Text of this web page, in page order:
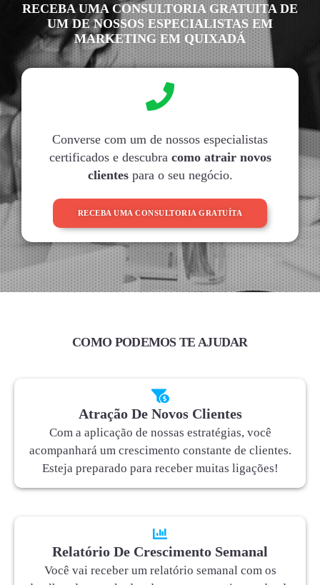
RECEBA UMA CONSULTORIA GRATUITA DE
UM DE NOSSOS ESPECIALISTAS EM
MARKETING EM QUIXADÁ
Converse com um de nossos especialistas
certificados e descubra como atrair novos
clientespara o seu negócio.
RECEBA UMA CONSULTORIA GRATUÍTA
COMO PODEMOS TE AJUDAR
Atração De Novos Clientes
Com a aplicação de nossas estratégias, você
acompanhará um crescimento constante de clientes.
Esteja preparado para receber muitas ligações!
Relatório De Crescimento Semanal
Você vai receber um relatório semanal com os